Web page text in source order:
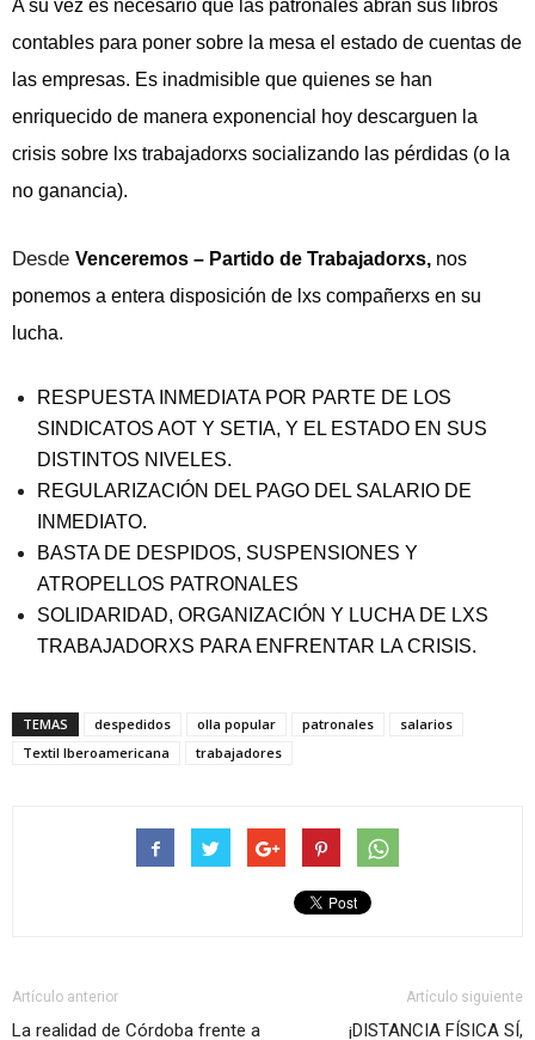
A su vez es necesario que las patronales abran sus libros
contables para poner sobre la mesa el estado de cuentas de
las empresas. Es inadmisible que quienes se han
enriquecido de manera exponencial hoy descarguen la
crisis sobre lxs trabajadorxs socializando las pérdidas (o la
no ganancia).
Desde Venceremos – Partido de Trabajadorxs, nos
ponemos a entera disposición de lxs compañerxs en su
lucha.
RESPUESTA INMEDIATA POR PARTE DE LOS
SINDICATOS AOT Y SETIA, Y EL ESTADO EN SUS
DISTINTOS NIVELES.
REGULARIZACIÓN DEL PAGO DEL SALARIO DE
INMEDIATO.
BASTA DE DESPIDOS, SUSPENSIONES Y
ATROPELLOS PATRONALES
SOLIDARIDAD, ORGANIZACIÓN Y LUCHA DE LXS
TRABAJADORXS PARA ENFRENTAR LA CRISIS.
TEMAS despedidos olla popular patronales
salarios
Textil Iberoamericana
trabajadores
Artículo anterior
La realidad de Córdoba frente a
Artículo siguiente
¡DISTANCIA FÍSICA SÍ,